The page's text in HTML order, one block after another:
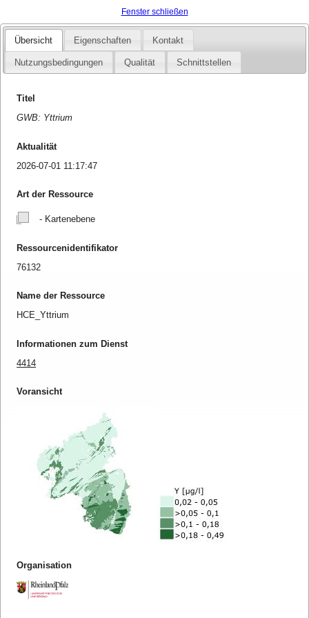
Fenster schließen
Übersicht Eigenschaften Kontakt
Nutzungsbedingungen Qualität Schnittstellen
Titel
GWB: Yttrium
Aktualität
2026-07-01 11:17:47
Art der Ressource
- Kartenebene
Ressourcenidentifikator
76132
Name der Ressource
HCE_Yttrium
Informationen zum Dienst
4414
Voransicht
Organisation